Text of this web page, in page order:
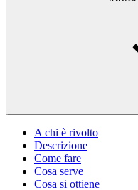
A chi è rivolto
Descrizione
Come fare
Cosa serve
Cosa si ottiene